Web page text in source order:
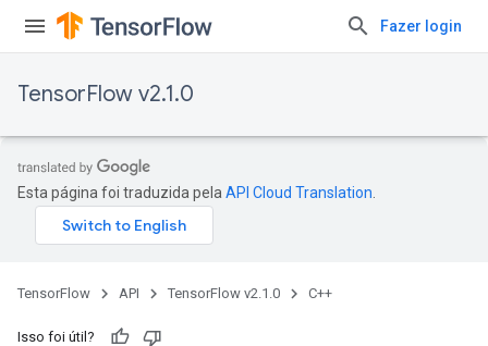
Fazer login
TensorFlow v2.1.0
Esta página foi traduzida pela API Cloud Translation
TensorFlow API TensorFlow v2.1.0 C++
Isso foi útil?